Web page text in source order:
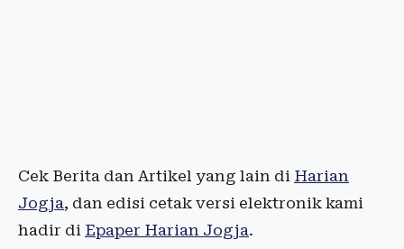
Cek Berita dan Artikel yang lain di Harian
Jogja, dan edisi cetak versi elektronik kami
hadir di Epaper Harian Jogja.